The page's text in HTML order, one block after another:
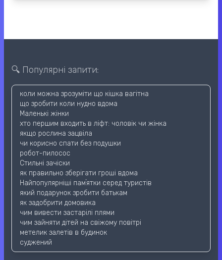
🔍 Популярні запити:
коли можна зрозуміти що кішка вагітна
що зробити коли нудно вдома
Маленькі жінки
хто першим входить в ліфт: чоловік чи жінка
якщо рослина зацвіла
чи корисно спати без подушки
робот-пилосос
Стильні зачіски
як правильно зберігати гроші вдома
Найпопулярніші памʼятки серед туристів
який подарунок зробити батькам
як задобрити домовика
чим вивести застарілі плями
чим зайняти дітей на свіжому повітрі
метелик залетів в будинок
суджений